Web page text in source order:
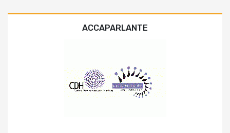
ACCAPARLANTE